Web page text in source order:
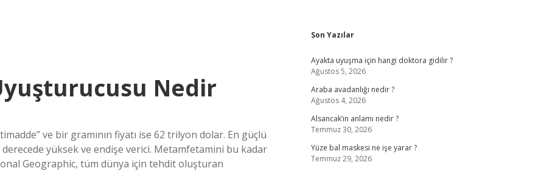
Nedir
ve bir gramının fiyatı ise 62 trilyon dolar. En güçlü
derecede yüksek ve endişe verici. Metamfetamini bu kadar
Geographic, tüm dünya için tehdit oluşturan
Sidebar
Son Yazılar
Ayakta uyuşma için hangi doktora gidilir ?
Ağustos 5, 2026
Araba avadanlığı nedir ?
Ağustos 4, 2026
Alsancak’ın anlamı nedir ?
Temmuz 30, 2026
Yüze bal maskesi ne işe yarar ?
Temmuz 29, 2026